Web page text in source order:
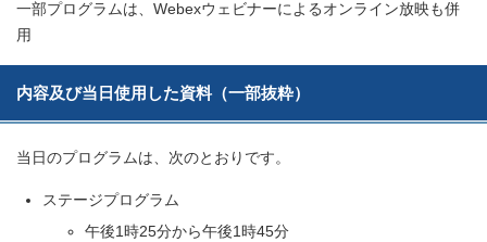
一部プログラムは、Webexウェビナーによるオンライン放映も併
用
内容及び当日使用した資料（一部抜粋）
当日のプログラムは、次のとおりです。
ステージプログラム
午後1時25分から午後1時45分